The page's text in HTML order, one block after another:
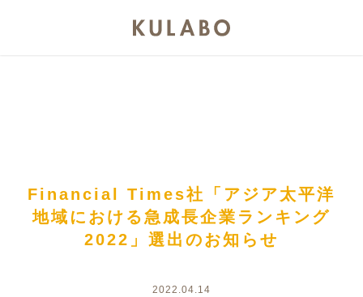
Financial Times社「アジア太平洋
地域における急成長企業ランキング
2022」選出のお知らせ
2022.04.14